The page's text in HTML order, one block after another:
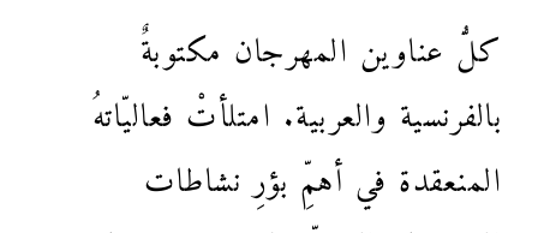
كلُّ عناوين المهرجان مكتوبةٌ
بالفرنسية والعربية. امتلأتْ فعاليّاتهُ
المنعقدة في أهمِّ بؤرِ نشاطات